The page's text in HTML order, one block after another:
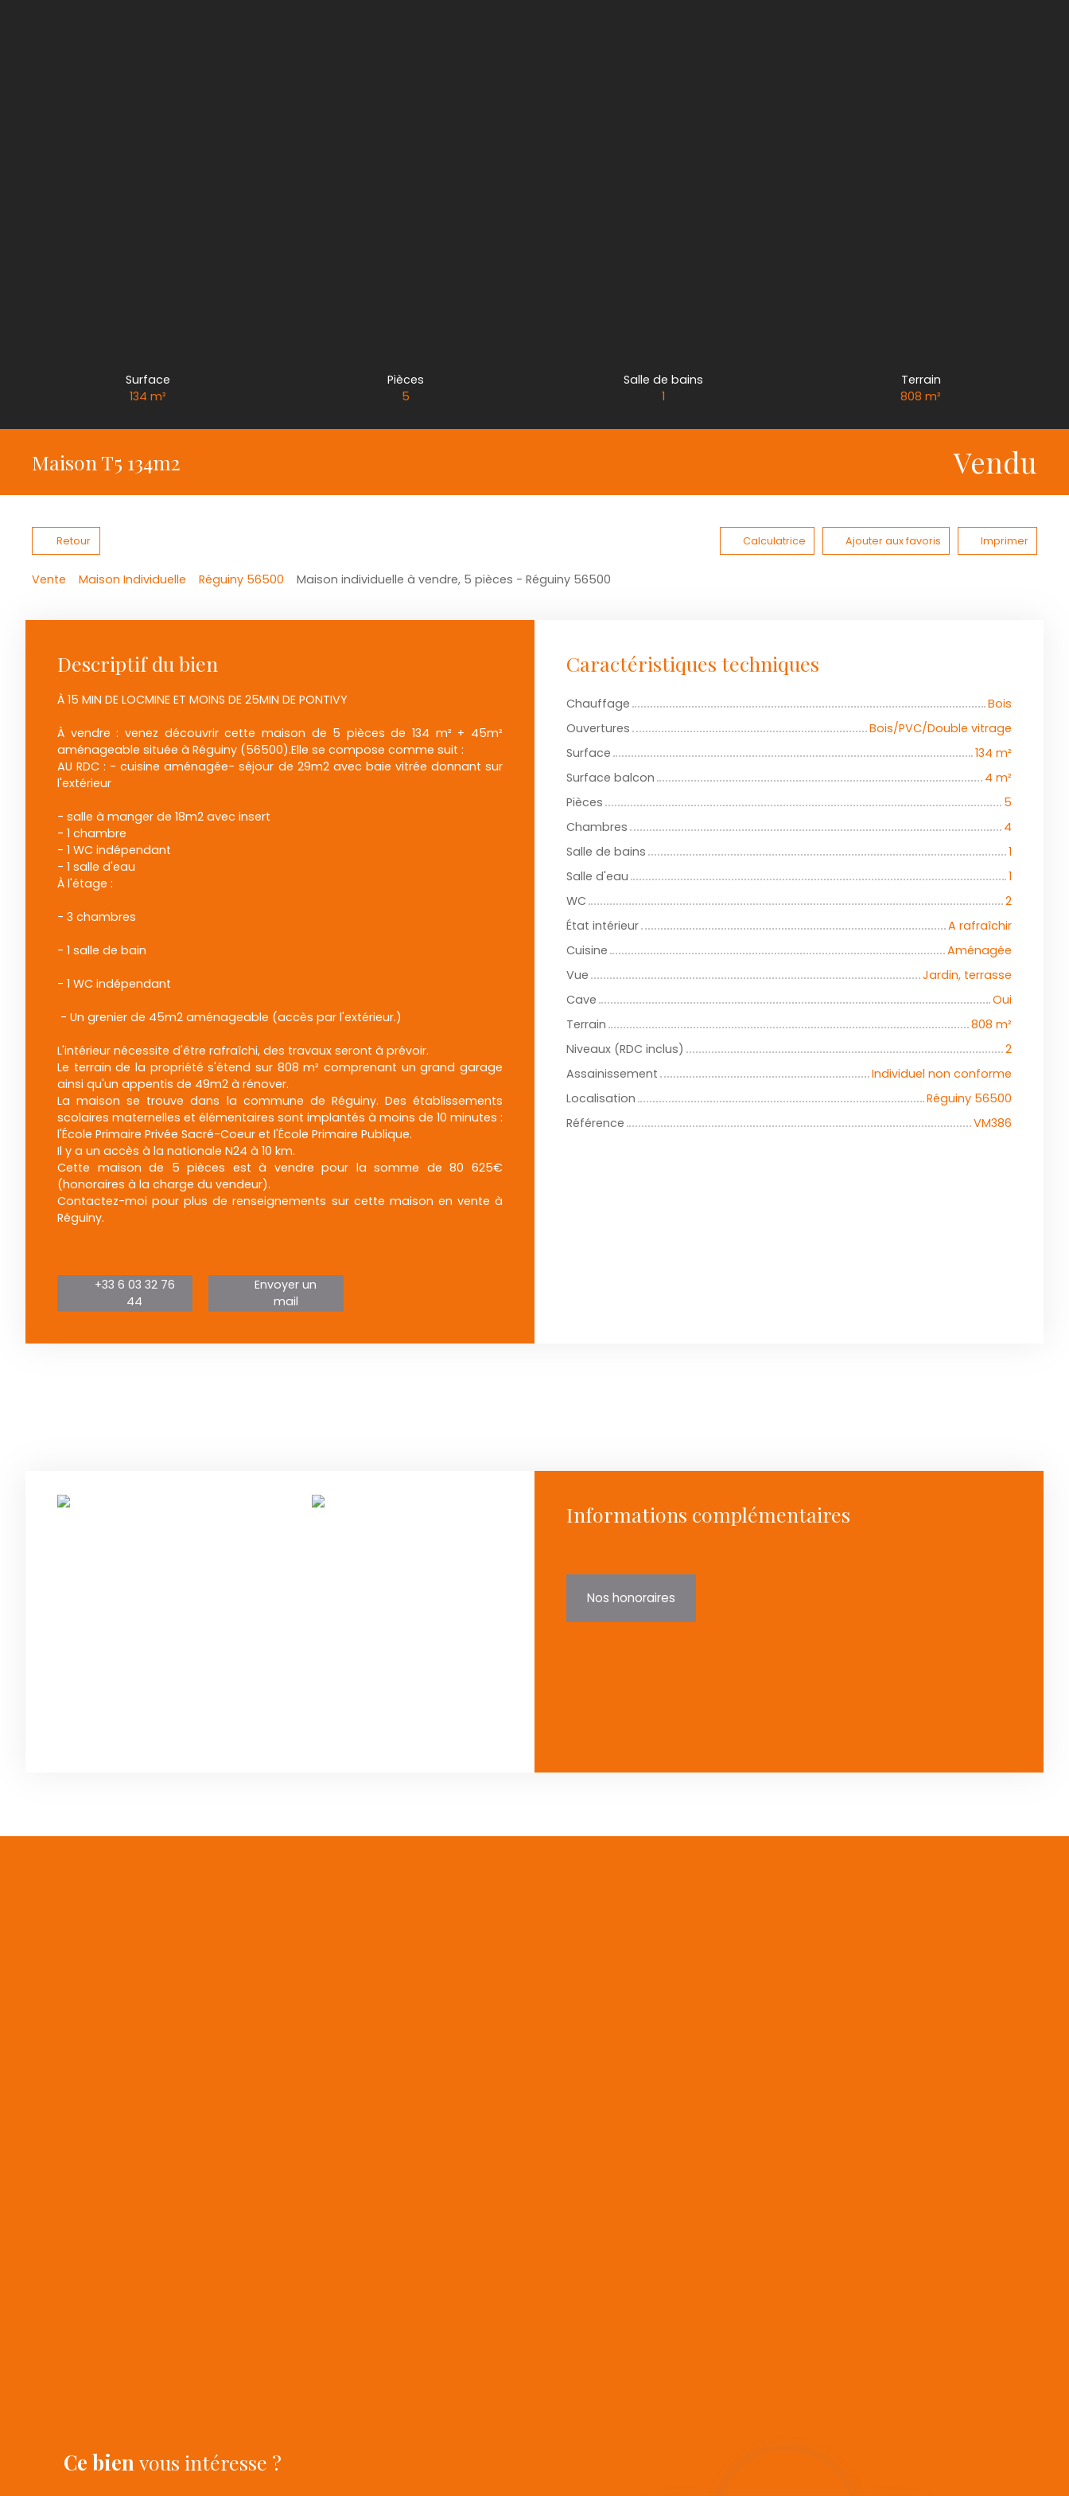
Surface
134m²
Pièces
5
Salle de bains
1
Terrain
808m²
Maison T5 134m2 Vendu
Retour Calculatrice Ajouter aux favoris Imprimer
Vente Maison Individuelle Réguiny 56500 Maison individuelle à vendre, 5 pièces - Réguiny 56500
Descriptif du bien
À 15 MIN DE LOCMINE ET MOINS DE 25MIN DE PONTIVY
À vendre : venez découvrir cette maison de 5 pièces de 134 m² + 45m²
aménageable située à Réguiny (56500).Elle se compose comme suit :
AU RDC : - cuisine aménagée- séjour de 29m2 avec baie vitrée donnant sur
l'extérieur
- salle à manger de 18m2 avec insert
- 1 chambre
- 1 WC indépendant
- 1 salle d'eau
À l'étage :
- 3 chambres
- 1 salle de bain
- 1 WC indépendant
- Un grenier de 45m2 aménageable (accès par l'extérieur.)
L'intérieur nécessite d'être rafraîchi, des travaux seront à prévoir.
Le terrain de la propriété s'étend sur 808 m² comprenant un grand garage
ainsi qu'un appentis de 49m2 à rénover.
La maison se trouve dans la commune de Réguiny. Des établissements
scolaires maternelles et élémentaires sont implantés à moins de 10 minutes :
l'École Primaire Privée Sacré-Coeur et l'École Primaire Publique.
Il y a un accès à la nationale N24 à 10 km.
Cette maison de 5 pièces est à vendre pour la somme de 80 625€
(honoraires à la charge du vendeur).
Contactez-moi pour plus de renseignements sur cette maison en vente à
Réguiny.
+33 6 03 32 76
44
Envoyer un
mail
Caractéristiques techniques
Chauffage
Bois
Ouvertures
Bois/PVC/Double vitrage
Surface
134 m²
Surface balcon
4 m²
Pièces
5
Chambres
4
Salle de bains
1
Salle d'eau
1
WC
2
État intérieur
A rafraîchir
Cuisine
Aménagée
Vue
Jardin, terrasse
Cave
Oui
Terrain
808 m²
Niveaux (RDC inclus)
2
Assainissement
Individuel non conforme
Localisation
Réguiny 56500
Référence
VM386
Informations complémentaires
Nos honoraires
Ce bien vous intéresse ?